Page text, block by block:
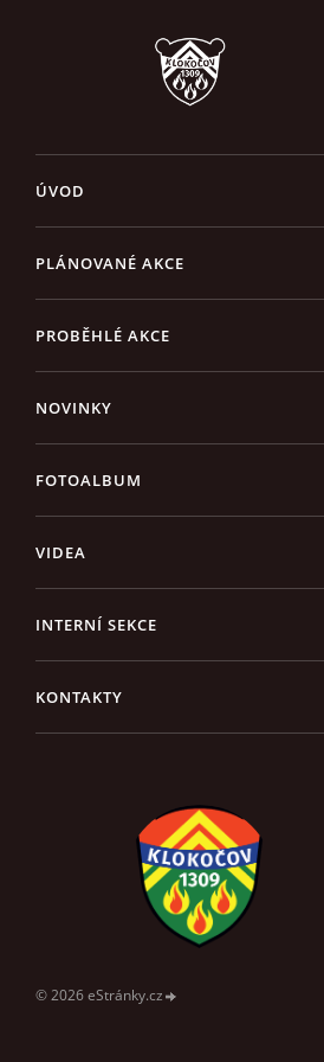
ÚVOD
PLÁNOVANÉ AKCE
PROBĚHLÉ AKCE
NOVINKY
FOTOALBUM
VIDEA
INTERNÍ SEKCE
KONTAKTY
© 2026 eStránky.cz